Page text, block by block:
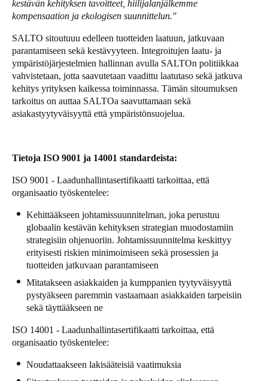
Português
Italiano
Russia
Russian
Czech Republic
Čeština
Denmark
DanskereEnglish
Sweden
Norway
Finland
FinnishEnglish
kestävän kehityksen tavoitteet, hiilijalanjälkemme
kompensaation ja ekologisen suunnittelun."
SALTO sitoutuuu edelleen tuotteiden laatuun, jatkuvaan
parantamiseen sekä kestävyyteen. Integroitujen laatu- ja
ympäristöjärjestelmien hallinnan avulla SALTOn politiikkaa
vahvistetaan, jotta saavutetaan vaadittu laatutaso sekä jatkuva
kehitys yrityksen kaikessa toiminnassa. Tämän sitoumuksen
tarkoitus on auttaa SALTOa saavuttamaan sekä
asiakastyytyväisyyttä että ympäristönsuojelua.
Tietoja ISO 9001 ja 14001 standardeista:
ISO 9001 - Laadunhallintasertifikaatti tarkoittaa, että
organisaatio työskentelee:
Kehittääkseen johtamissuunnitelman, joka perustuu
globaalin kestävän kehityksen strategian muodostamiin
strategisiin ohjenuoriin. Johtamissuunnitelma keskittyy
erityisesti riskien minimoimiseen sekä prosessien ja
tuotteiden jatkuvaan parantamiseen
Mitatakseen asiakkaiden ja kumppanien tyytyväisyyttä
pystyäkseen paremmin vastaamaan asiakkaiden tarpeisiin
sekä täyttääkseen ne
ISO 14001 - Laadunhallintasertifikaatti tarkoittaa, että
organisaatio työskentelee:
Noudattaakseen lakisääteisiä vaatimuksia